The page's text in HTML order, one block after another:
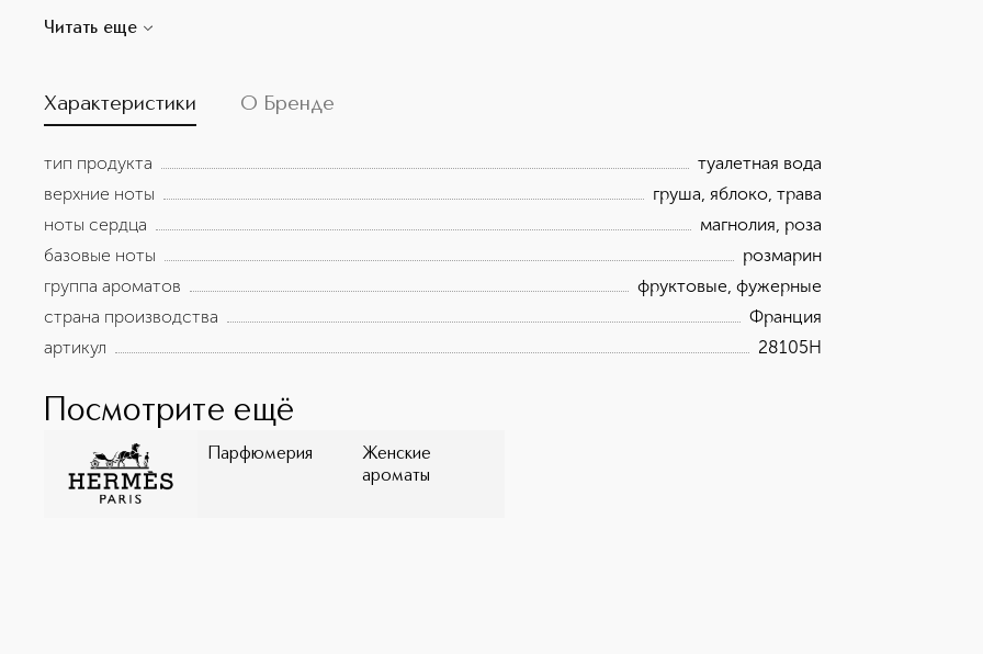
*Производство товара может находиться в разных странах и отличаться от заявленного на
Читать еще
Характеристики О Бренде
тип продукта
туалетная вода
верхние ноты
груша, яблоко, трава
ноты сердца
магнолия, роза
базовые ноты
розмарин
группа ароматов
фруктовые, фужерные
страна производства
Франция
артикул
28105H
Посмотрите ещё
Парфюмерия
Женские
ароматы